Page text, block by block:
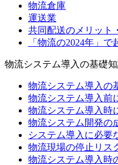
物流倉庫
運送業
共同配送のメリット
「物流の2024年」で
物流システム導入の基礎
物流システム導入の
物流システム導入前
物流システム導入時
物流システム開発の
システム導入に必要
物流現場の停止リス
物流システム導入時